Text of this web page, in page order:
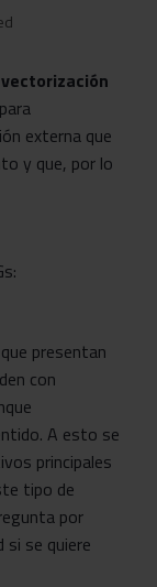
externa que
y que, por lo
presentan
con
A esto se
principales
tipo de
por
se quiere